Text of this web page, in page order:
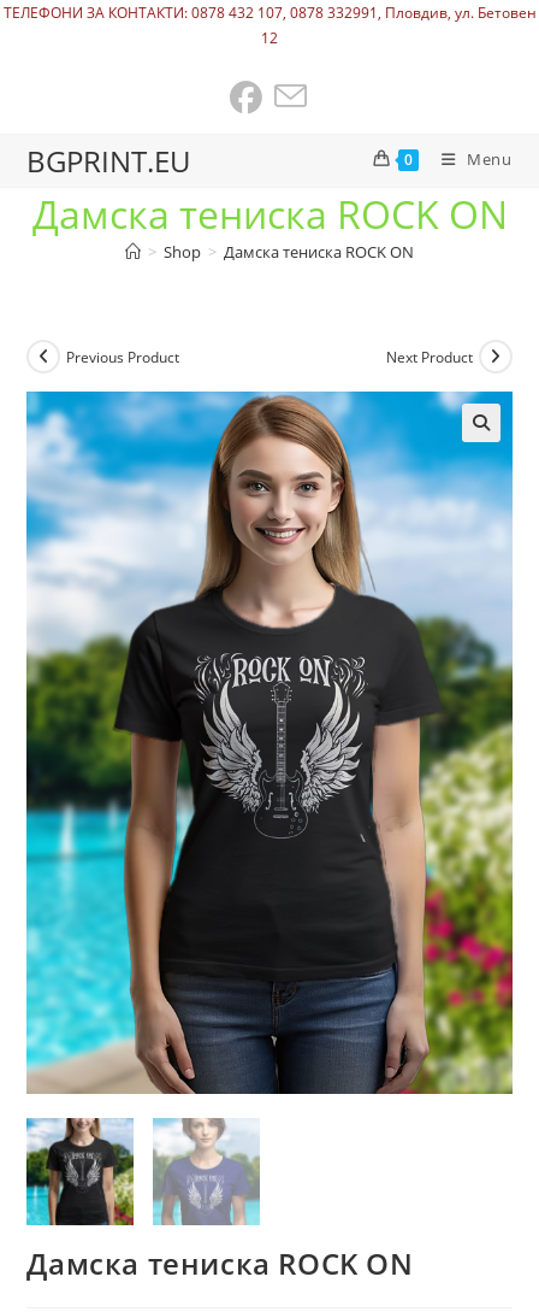
ТЕЛЕФОНИ ЗА КОНТАКТИ: 0878 432 107, 0878 332991, Пловдив, ул. Бетовен
12
BGPRINT.EU 0 Menu
Дамска тениска ROCK ON
> Shop > Дамска тениска ROCK ON
Previous Product Next Product
Дамска тениска ROCK ON